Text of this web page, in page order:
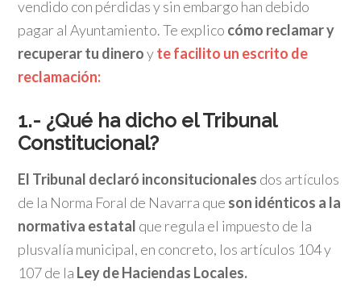
vendido con pérdidas y sin embargo han debido
pagar al Ayuntamiento. Te explico cómo reclamar y
recuperar tu dineroyte facilito un escrito de
reclamación:
1.- ¿Qué ha dicho el Tribunal
Constitucional?
El Tribunal declaró inconsitucionales dos artículos
de la Norma Foral de Navarra que son idénticos a la
normativa estatal que regula el impuesto de la
plusvalía municipal, en concreto, los artículos 104 y
107 de la Ley de Haciendas Locales.